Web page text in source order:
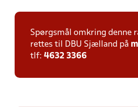
Spørgsmål omkring denne
rettes til DBU Sjælland på
tlf: 4632 3366